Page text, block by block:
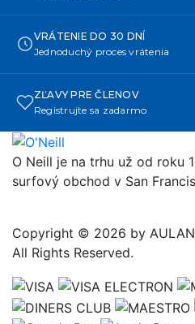
VRÁTENIE DO 30 DNÍ
Jednoduchý proces vrátenia
ZĽAVY PRE ČLENOV
Registrujte sa zadarmo
O Neill je na trhu už od roku
surfový obchod v San
Copyright © 2026 by
All Rights Reserved.